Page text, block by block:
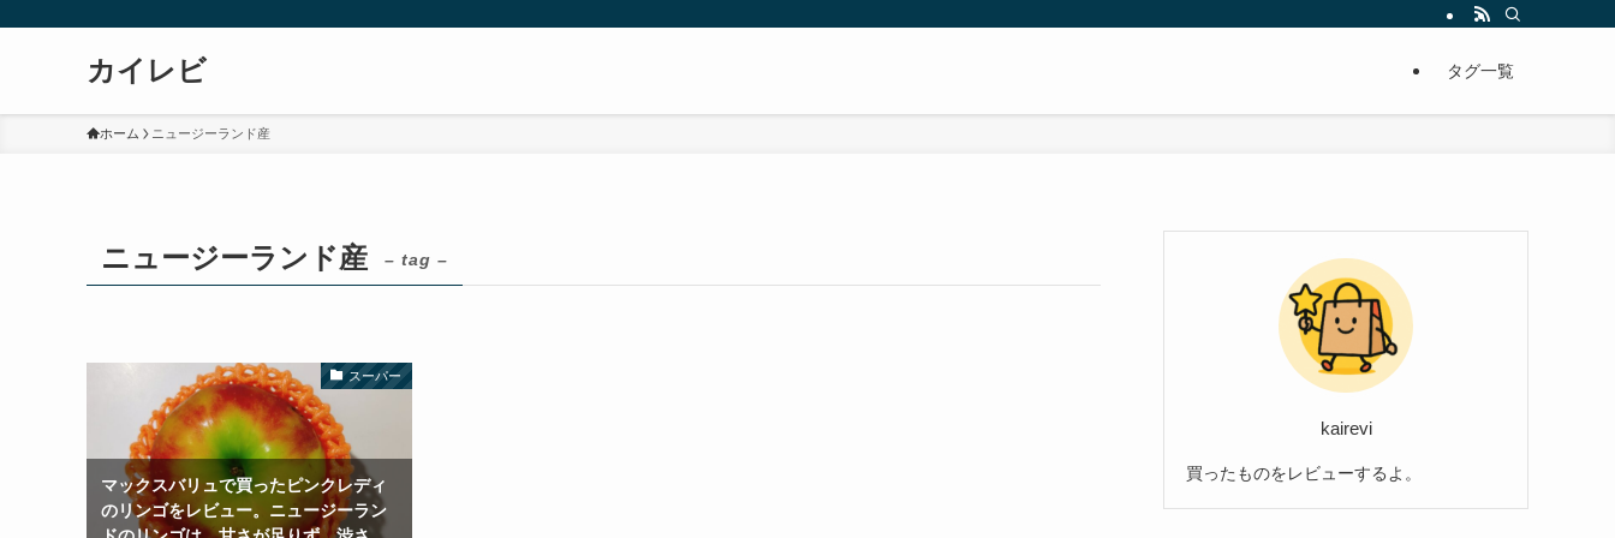
カイレビ タグ一覧
ホーム ニュージーランド産
ニュージーランド産 – tag –
スーパー
マックスバリュで買ったピンクレディ
のリンゴをレビュー。ニュージーラン
kairevi
買ったものをレビューするよ。